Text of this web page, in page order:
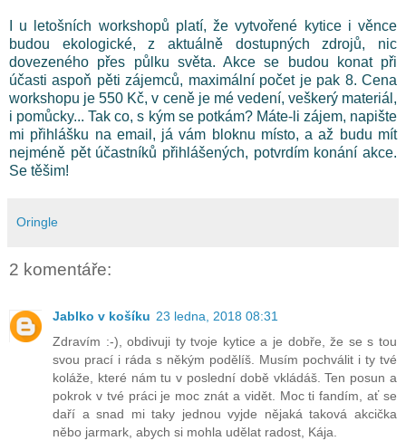
I u letošních workshopů platí, že vytvořené kytice i věnce
budou ekologické, z aktuálně dostupných zdrojů, nic
dovezeného přes půlku světa. Akce se budou konat při
účasti aspoň pěti zájemců, maximální počet je pak 8. Cena
workshopu je 550 Kč, v ceně je mé vedení, veškerý materiál,
i pomůcky... Tak co, s kým se potkám? Máte-li zájem, napište
mi přihlášku na email, já vám bloknu místo, a až budu mít
nejméně pět účastníků přihlášených, potvrdím konání akce.
Se těšim!
Oringle
2 komentáře:
Jablko v košíku 23 ledna, 2018 08:31
Zdravím :-), obdivuji ty tvoje kytice a je dobře, že se s tou
svou prací i ráda s někým podělíš. Musím pochválit i ty tvé
koláže, které nám tu v poslední době vkládáš. Ten posun a
pokrok v tvé práci je moc znát a vidět. Moc ti fandím, ať se
daří a snad mi taky jednou vyjde nějaká taková akcička
něbo jarmark, abych si mohla udělat radost, Kája.